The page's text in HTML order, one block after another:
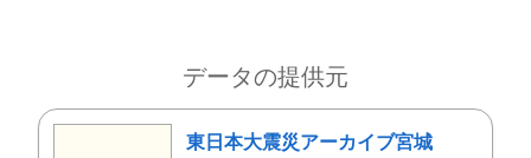
データの提供元
東日本大震災アーカイブ宮城